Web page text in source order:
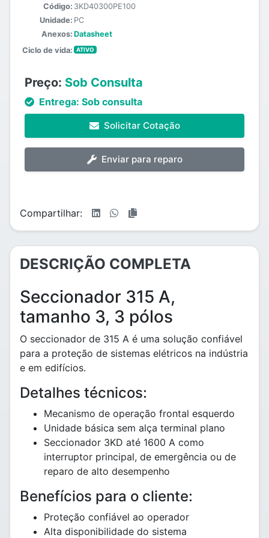
Código: 3KD40300PE100
Unidade: PC
Anexos: Datasheet
Ciclo de vida:
ATIVO
Preço: Sob Consulta
Entrega: Sob consulta
Solicitar Cotação
Enviar para reparo
Compartilhar:
DESCRIÇÃO COMPLETA
Seccionador 315 A,
tamanho 3, 3 pólos
O seccionador de 315 A é uma solução confiável
para a proteção de sistemas elétricos na indústria
e em edifícios.
Detalhes técnicos:
Mecanismo de operação frontal esquerdo
Unidade básica sem alça terminal plano
Seccionador 3KD até 1600 A como
interruptor principal, de emergência ou de
reparo de alto desempenho
Benefícios para o cliente:
Proteção confiável ao operador
Alta disponibilidade do sistema